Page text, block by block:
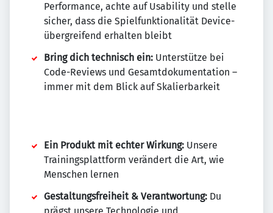
Performance, achte auf Usability und stelle
sicher, dass die Spielfunktionalität Device-
übergreifend erhalten bleibt
Bring dich technisch ein: Unterstütze bei
Code-Reviews und Gesamtdokumentation –
immer mit dem Blick auf Skalierbarkeit
Ein Produkt mit echter Wirkung: Unsere
Trainingsplattform verändert die Art, wie
Menschen lernen
Gestaltungsfreiheit & Verantwortung: Du